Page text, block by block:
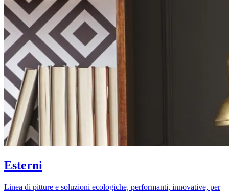
Esterni
Linea di pitture e soluzioni ecologiche, performanti, innovative, per